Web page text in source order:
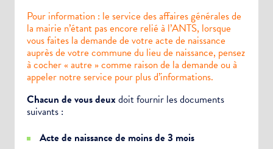
Pour information : le service des affaires générales de
la mairie n’étant pas encore relié à l’ANTS, lorsque
vous faites la demande de votre acte de naissance
auprès de votre commune du lieu de naissance, pensez
à cocher « autre » comme raison de la demande ou à
appeler notre service pour plus d’informations.
Chacun de vous deuxdoit fournir les documents
suivants :
Acte de naissance de moins de 3 mois